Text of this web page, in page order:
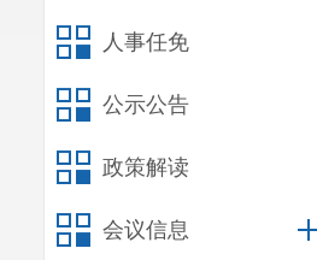
人事任免
公示公告
政策解读
会议信息